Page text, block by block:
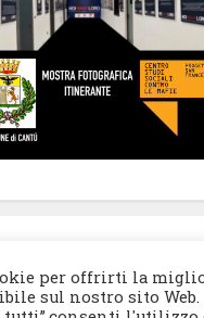
per offrirti la
sul nostro sito Web.